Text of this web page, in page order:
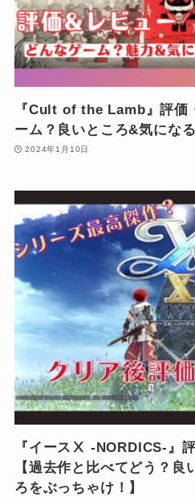
『Cult of the Lamb』評価
ーム？良いところ&気にな
2024年1月10日
『イースⅩ -NORDICS-』
【過去作と比べてどう？良
ろをぶっちゃけ！】